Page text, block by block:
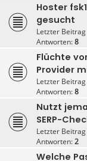
Hoster
gesucht
Letzter
Antworten:8
Flüchte
Provider
Letzter
Antworten:8
Nutzt
SERP-
Letzter
Antworten:2
Welche